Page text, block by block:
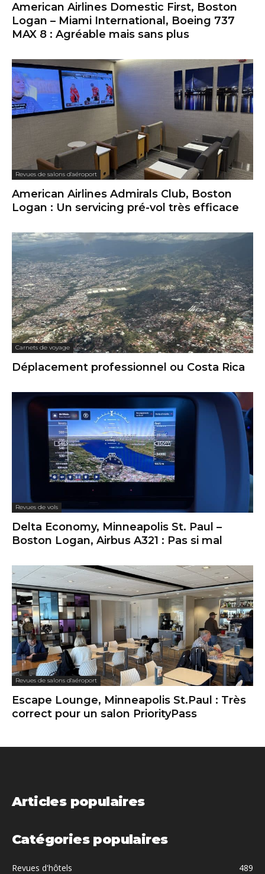
American Airlines Domestic First, Boston
Logan – Miami International, Boeing 737
MAX 8 : Agréable mais sans plus
Revues de salons d'aéroport
American Airlines Admirals Club, Boston
Logan : Un servicing pré-vol très efficace
Carnets de voyage
Déplacement professionnel ou Costa Rica
Revues de vols
Delta Economy, Minneapolis St. Paul –
Boston Logan, Airbus A321 : Pas si mal
Revues de salons d'aéroport
Escape Lounge, Minneapolis St.Paul : Très
correct pour un salon PriorityPass
Articles populaires
Catégories populaires
Revues d'hôtels 489